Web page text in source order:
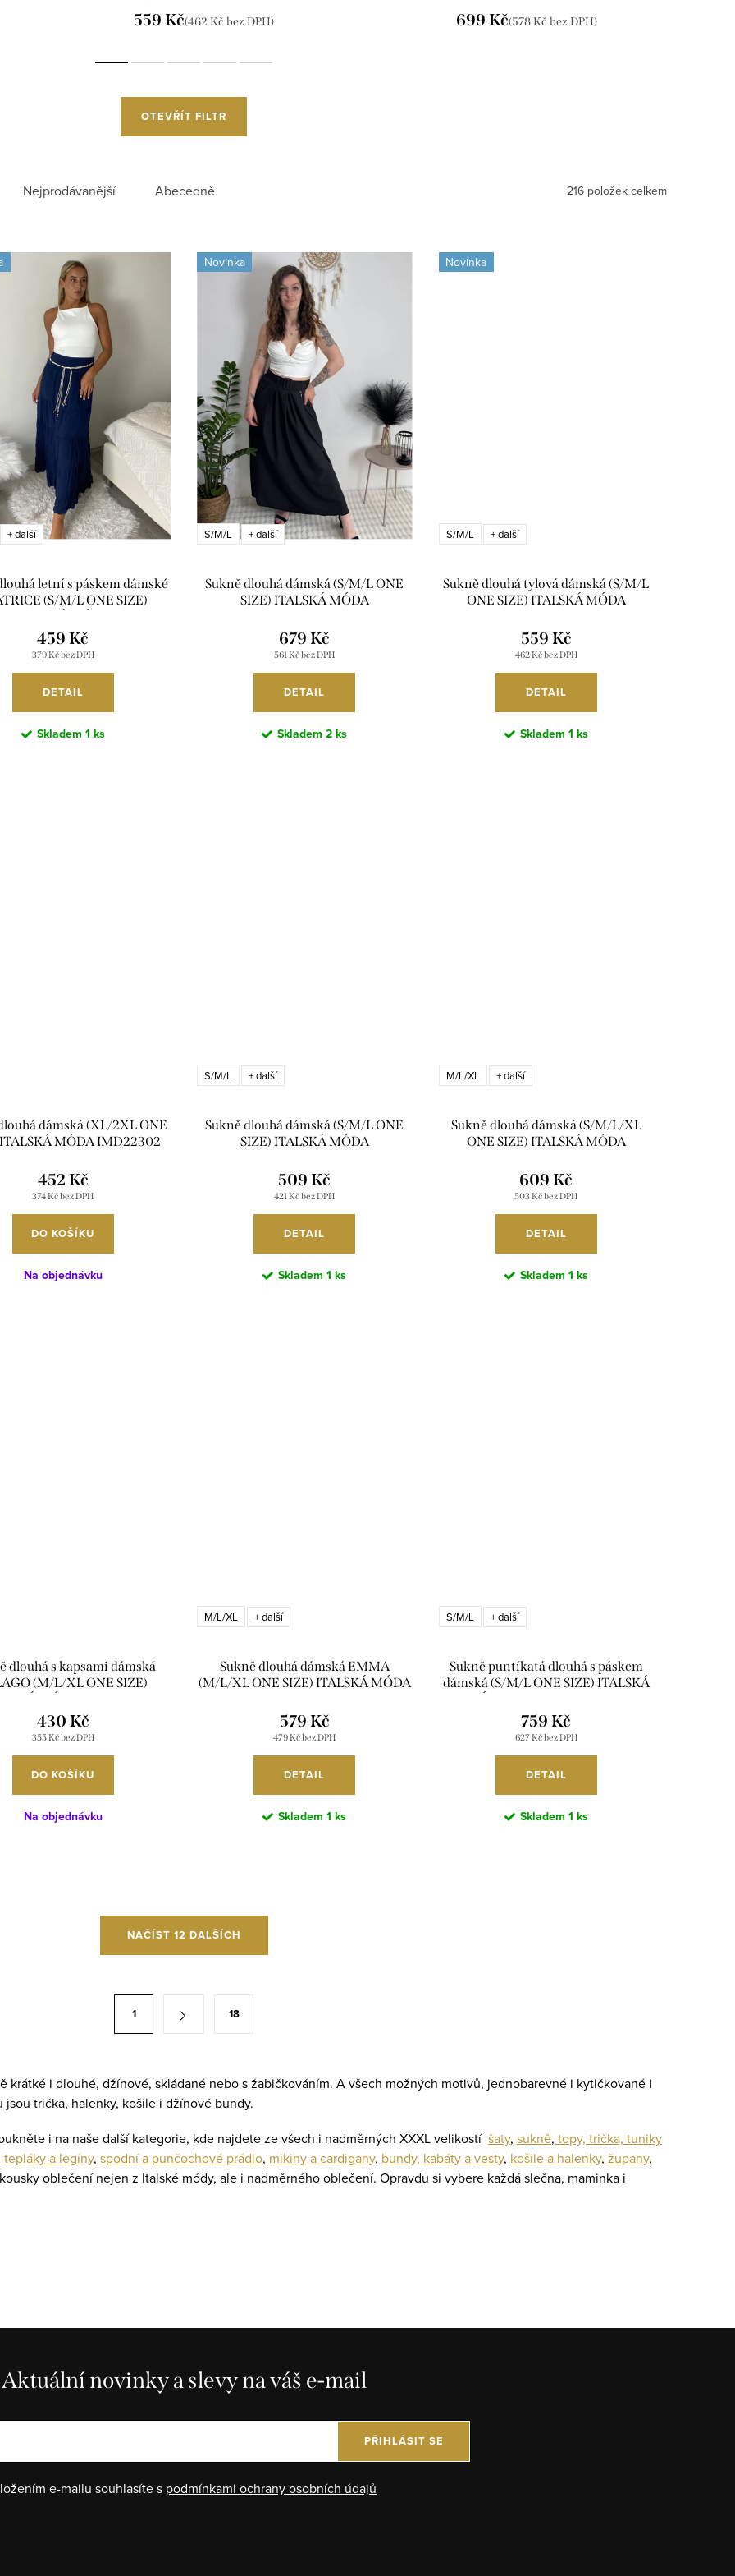
559 Kč(462 Kč bez DPH) 699 Kč(578 Kč bez DPH)
OTEVŘÍT FILTR
Nejprodávanější Abecedně 216 položek celkem
+ další
letní s páskem dámské
(S/M/L ONE SIZE)
IMPMNC268013/DUR
379 Kč bez DPH
459 Kč
DETAIL
Skladem 1 ks
Novinka
S/M/L + další
Sukně dlouhá dámská (S/M/L ONE
SIZE) ITALSKÁ MÓDA
561 Kč bez DPH
679 Kč
DETAIL
Skladem2 ks
Novinka
S/M/L + další
Sukně dlouhá tylová dámská (S/M/L
ONE SIZE) ITALSKÁ MÓDA
462 Kč bez DPH
559 Kč
DETAIL
Skladem 1 ks
dámská (XL/2XL ONE
MÓDA IMD22302
374 Kč bez DPH
452 Kč
DO KOŠÍKU
Na objednávku
S/M/L + další
Sukně dlouhá dámská (S/M/L ONE
SIZE) ITALSKÁ MÓDA
421 Kč bez DPH
509 Kč
DETAIL
Skladem1 ks
M/L/XL + další
Sukně dlouhá dámská (S/M/L/XL
ONE SIZE) ITALSKÁ MÓDA
503 Kč bez DPH
609 Kč
DETAIL
Skladem 1 ks
dlouhá s kapsami dámská
(M/L/XL ONE SIZE)
355 Kč bez DPH
430 Kč
DO KOŠÍKU
Na objednávku
M/L/XL + další
Sukně dlouhá dámská EMMA
(M/L/XL ONE SIZE) ITALSKÁ MÓDA
479 Kč bez DPH
579 Kč
DETAIL
Skladem1 ks
S/M/L + další
Sukně puntíkatá dlouhá s páskem
dámská (S/M/L ONE SIZE) ITALSKÁ
627 Kč bez DPH
759 Kč
DETAIL
Skladem 1 ks
NAČÍST 12 DALŠÍCH
1 18
krátké i dlouhé, džínové, skládané nebo s žabičkováním. A všech možných motivů, jednobarevné i kytičkované i
trička, halenky, košile i džínové bundy.
i na naše další kategorie, kde najdete ze všech i nadměrných XXXL velikostí šaty, sukně, topy, trička, tuniky
tepláky a legíny, spodní a punčochové prádlo, mikiny a cardigany, bundy, kabáty a vesty, košile a halenky, župany,
oblečení nejen z Italské módy, ale i nadměrného oblečení. Opravdu si vybere každá slečna, maminka i
Aktuální novinky a slevy na váš e-mail
e-mailu souhlasíte s podmínkami ochrany osobních údajů
PŘIHLÁSIT SE